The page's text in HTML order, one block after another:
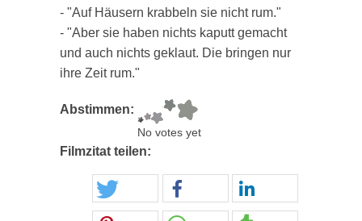
- "Auf Häusern krabbeln sie nicht rum."
- "Aber sie haben nichts kaputt gemacht
und auch nichts geklaut. Die bringen nur
ihre Zeit rum."
Abstimmen:
No votes yet
Filmzitat teilen: